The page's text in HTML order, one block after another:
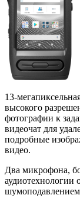
13-
высокого
фотографии к
видеочат для
подробные
видео.
Два микрофона,
аудиотехнологии